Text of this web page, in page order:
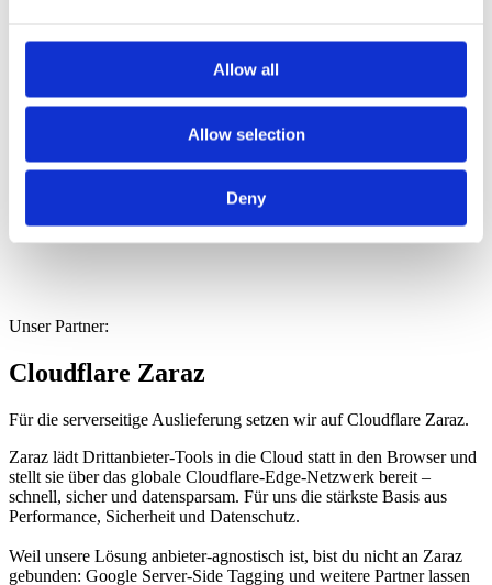
Allow all
Allow selection
Deny
Unser Partner:
Cloudflare Zaraz
Für die serverseitige Auslieferung setzen wir auf Cloudflare Zaraz.
Zaraz lädt Drittanbieter-Tools in die Cloud statt in den Browser und
stellt sie über das globale Cloudflare-Edge-Netzwerk bereit –
schnell, sicher und datensparsam. Für uns die stärkste Basis aus
Performance, Sicherheit und Datenschutz.
Weil unsere Lösung anbieter-agnostisch ist, bist du nicht an Zaraz
gebunden: Google Server-Side Tagging und weitere Partner lassen